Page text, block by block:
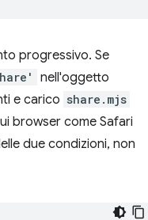
progressivo. Se
nell'oggetto
e carico share.mjs
browser come Safari
due condizioni, non